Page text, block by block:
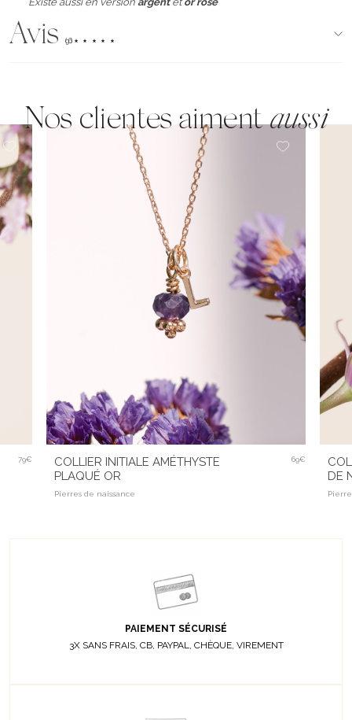
Avis (96)
Nos clientes aimentaussi
79€
COLLIER INITIALE AMÉTHYSTE
PLAQUÉ OR
Pierres de naissance
69€
DE
PAIEMENT SÉCURISÉ
3X SANS FRAIS, CB, PAYPAL, CHÈQUE, VIREMENT